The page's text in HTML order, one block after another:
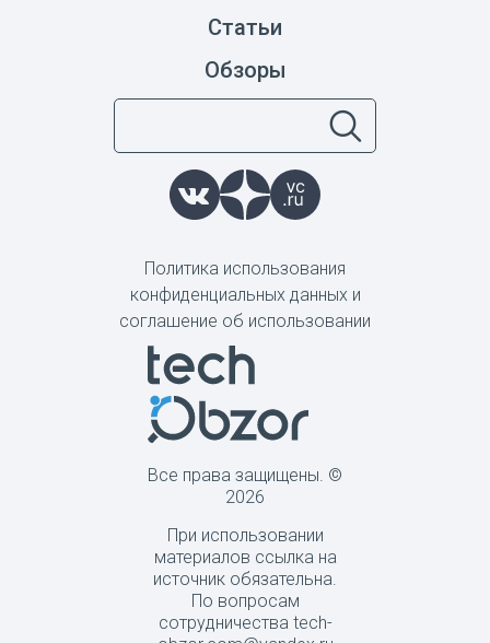
Все права защищены. ©
2026
При использовании
материалов ссылка на
источник обязательна.
По вопросам
сотрудничества tech-
Статьи
Обзоры
Политика использования
конфиденциальных данных и
соглашение об использовании